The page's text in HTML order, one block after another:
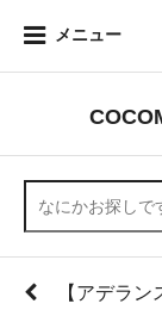
メニュー
【アデラン